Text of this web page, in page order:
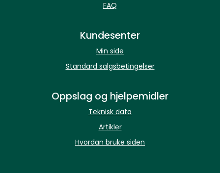
FAQ
Kundesenter
Min side
Standard salgsbetingelser
Oppslag og hjelpemidler
Teknisk data
Artikler
Hvordan bruke siden